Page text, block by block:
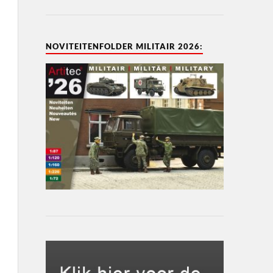
NOVITEITENFOLDER MILITAIR 2026: